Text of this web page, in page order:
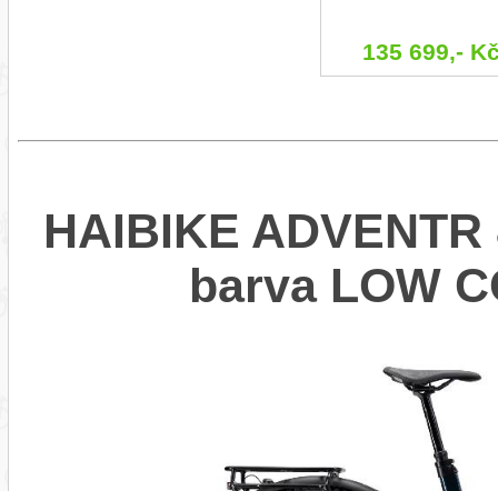
135 699,-
HAIBIKE
barva LOW